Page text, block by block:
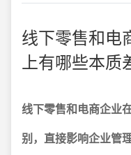
线下零售和电
上有哪些本质
线下零售和电商企业
别，直接影响企业管